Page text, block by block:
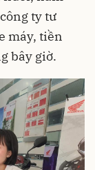
ty tư
máy, tiền
bây giờ.